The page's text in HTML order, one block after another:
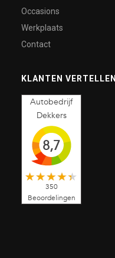
Occasions
Werkplaats
Contact
KLANTEN VERTELLEN
Autobedrijf
Dekkers
8,7
350
Beoordelingen